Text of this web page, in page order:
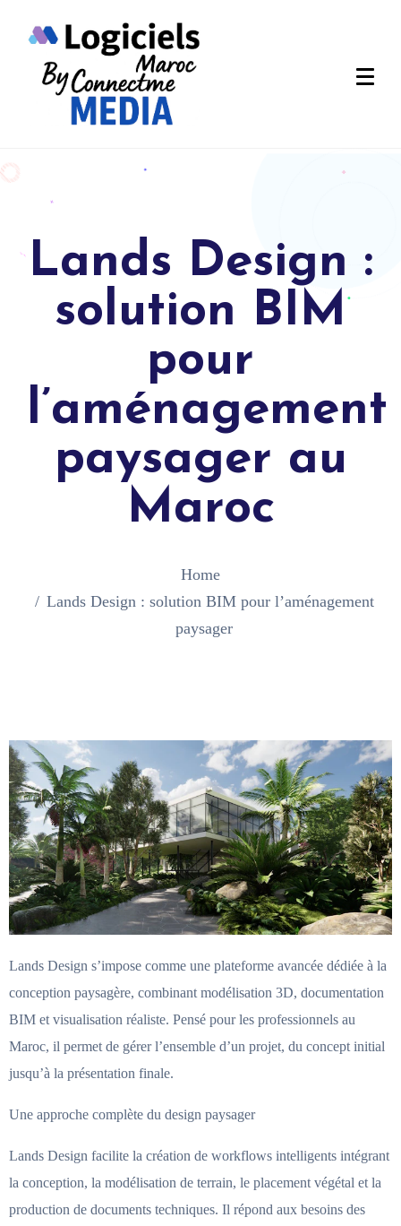
Lands Design :
solution BIM
pour
l’aménagement
paysager au
Maroc
Home
Lands Design : solution BIM pour l’aménagement
paysager
Lands Design s’impose comme une plateforme avancée dédiée à la
conception paysagère, combinant modélisation 3D, documentation
BIM et visualisation réaliste. Pensé pour les professionnels au
Maroc, il permet de gérer l’ensemble d’un projet, du concept initial
jusqu’à la présentation finale.
Une approche complète du design paysager
Lands Design facilite la création de workflows intelligents intégrant
la conception, la modélisation de terrain, le placement végétal et la
production de documents techniques. Il répond aux besoins des